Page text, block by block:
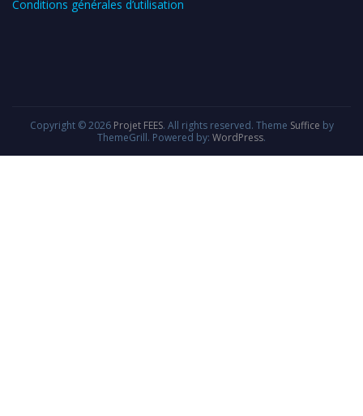
Conditions générales d’utilisation
Copyright © 2026 Projet FEES. All rights reserved. Theme Suffice by
ThemeGrill. Powered by: WordPress.